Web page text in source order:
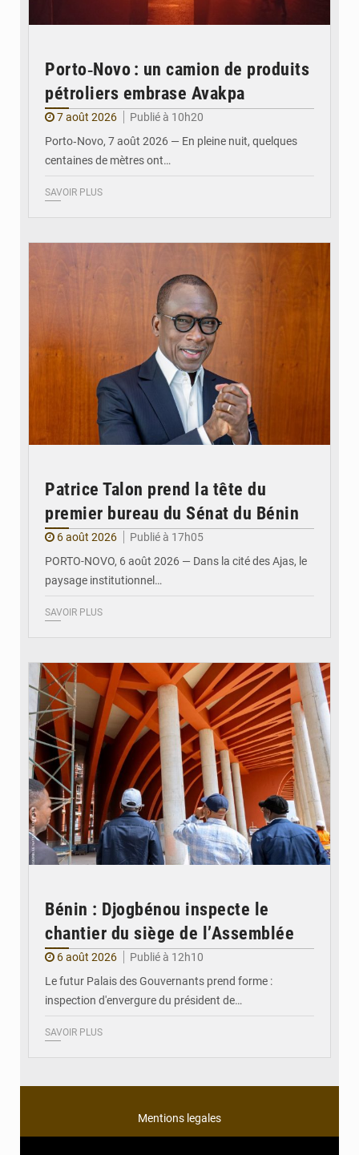
Porto‑Novo : un camion de produits
pétroliers embrase Avakpa
7 août 2026
Publié à 10h20
Porto‑Novo, 7 août 2026 — En pleine nuit, quelques
centaines de mètres ont…
SAVOIR PLUS
Patrice Talon prend la tête du
premier bureau du Sénat du Bénin
6 août 2026
Publié à 17h05
PORTO-NOVO, 6 août 2026 — Dans la cité des Ajas, le
paysage institutionnel…
SAVOIR PLUS
Bénin : Djogbénou inspecte le
chantier du siège de l’Assemblée
6 août 2026
Publié à 12h10
Le futur Palais des Gouvernants prend forme :
inspection d'envergure du président de…
SAVOIR PLUS
Mentions legales